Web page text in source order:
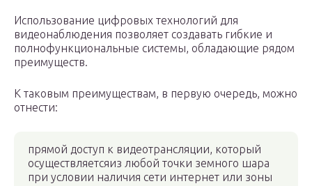
Использование цифровых технологий для
видеонаблюдения позволяет создавать гибкие и
полнофункциональные системы, обладающие рядом
преимуществ.
К таковым преимуществам, в первую очередь, можно
отнести:
прямой доступ к видеотрансляции, который
осуществляетсяиз любой точки земного шара
при условии наличия сети интернет или зоны